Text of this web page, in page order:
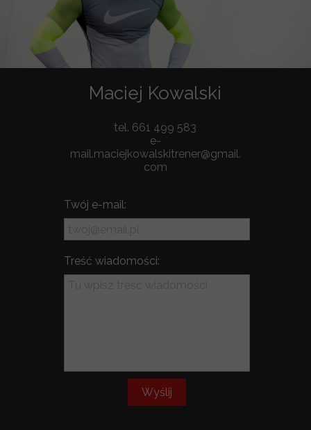
Twój e-mail:
Treść wiadomości:
Wyślij
Maciej Kowalski
tel. 661 499 583
e-
mail.maciejkowalskitrener@gmail.
com